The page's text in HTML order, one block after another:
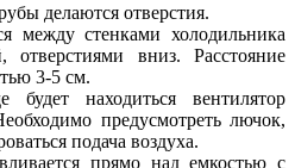
делаются отверстия.
между стенками холодильника
вниз. Расстояние
3-5 см.
находиться вентилятор
предусмотреть лючок,
подача воздуха.
прямо над емкостью с